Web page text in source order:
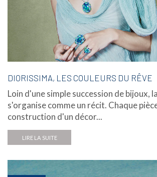
DIORISSIMA, LES COULEURS DU RÊVE
Loin d'une simple succession de bijoux,
s'organise comme un récit. Chaque
construction d'un décor...
LIRE LA SUITE